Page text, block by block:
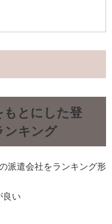
もとにした登
ンキング
派遣会社をランキング形
良い